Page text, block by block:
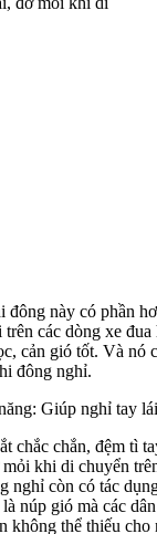
đông này có phần
trên các dòng xe
cản gió tốt. Và nó
đông nghỉ.
Giúp nghỉ tay
chắc chắn, đệm tì
khi di chuyển
nghỉ còn có tác
núp gió mà các
không thể thiếu